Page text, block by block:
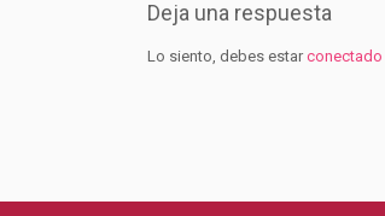
Deja una respuesta
Lo siento, debes estarconectado